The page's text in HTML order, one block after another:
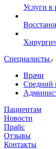
Услуги в
Специалисты
Врачи
Средний
Пациентам
Новости
Прайс
Отзывы
Контакты